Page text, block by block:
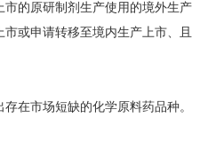
的原研制剂生产使用的境外生产
或申请转移至境内生产上市、且
市场短缺的化学原料药品种。